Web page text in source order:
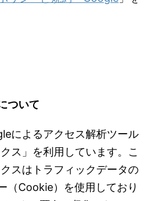
ついて
によるアクセス解析ツール
ス」を利用しています。こ
スはトラフィックデータの
（Cookie）を使用しており